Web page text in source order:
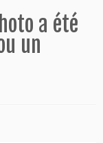
a été
un